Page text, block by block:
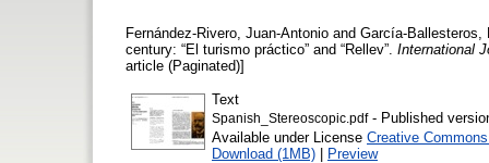
Fernández-Rivero, Juan-Antonio and García-Ballesteros,
century: “El turismo práctico” and “Rellev”. International
article (Paginated)]
Text
Spanish_Stereoscopic.pdf- Published
Available under License Creative
Download (1MB) | Preview